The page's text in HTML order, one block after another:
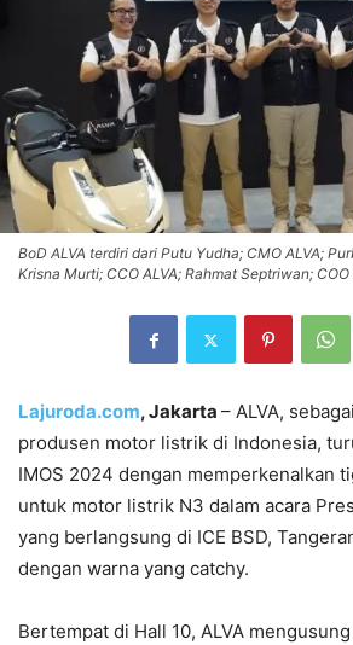
BoD ALVA terdiri dari Putu Yudha; CMO ALVA;
Krisna Murti; CCO ALVA; Rahmat Septriwan; COO
Lajuroda.com, Jakarta – ALVA,
produsen motor listrik di Indonesia,
IMOS 2024 dengan memperkenalkan
untuk motor listrik N3 dalam acara
yang berlangsung di ICE BSD,
dengan warna yang catchy.
Bertempat di Hall 10, ALVA